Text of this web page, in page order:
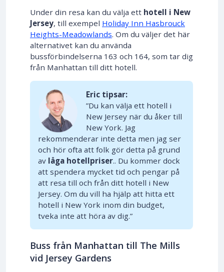
Under din resa kan du välja ett hotell i New
Jersey, till exempel Holiday Inn Hasbrouck
Heights-Meadowlands. Om du väljer det här
alternativet kan du använda
bussförbindelserna 163 och 164, som tar dig
från Manhattan till ditt hotell.
Eric tipsar:
”Du kan välja ett hotell i
New Jersey när du åker till
New York. Jag
rekommenderar inte detta men jag ser
och hör ofta att folk gör detta på grund
av låga hotellpriser.. Du kommer dock
att spendera mycket tid och pengar på
att resa till och från ditt hotell i New
Jersey. Om du vill ha hjälp att hitta ett
hotell i New York inom din budget,
tveka inte att höra av dig.”
Buss från Manhattan till The Mills
vid Jersey Gardens